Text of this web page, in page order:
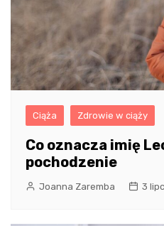
Ciąża Zdrowie w ciąży
Co oznacza imię
pochodzenie
Joanna Zaremba 3